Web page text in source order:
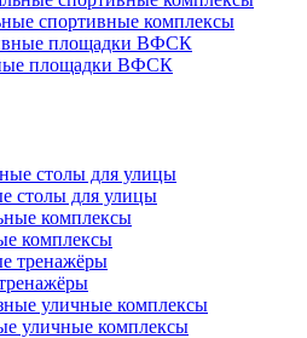
спортивные комплексы
площадки ВФСК
столы для улицы
комплексы
уличные комплексы